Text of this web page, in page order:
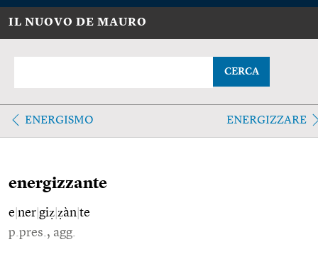
IL NUOVO DE MAURO
CERCA
ENERGISMO ENERGIZZARE
energizzante
e ner giẓ ẓàn te
p.pres., agg.